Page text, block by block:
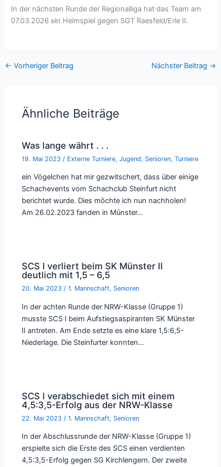
In der nächsten Runde der Regionalliga hat das Team am
07.03.2026 ein Heimspiel gegen SGT Raesfeld/Erle II.
← Vorheriger Beitrag Nächster Beitrag →
Ähnliche Beiträge
Was lange währt . . .
19. Mai 2023 / Externe Turniere,Jugend, Senioren,Turniere
ein Vögelchen hat mir gezwitschert, dass über einige
Schachevents vom Schachclub Steinfurt nicht
berichtet wurde. Dies möchte ich nun nachholen!
Am 26.02.2023 fanden in Münster…
SCS I verliert beim SK Münster II
deutlich mit 1,5 – 6,5
20. Mai 2023/1. Mannschaft, Senioren
In der achten Runde der NRW-Klasse (Gruppe 1)
musste SCS I beim Aufstiegsaspiranten SK Münster
II antreten. Am Ende setzte es eine klare 1,5:6,5-
Niederlage. Die Steinfurter konnten…
SCS I verabschiedet sich mit einem
4,5:3,5-Erfolg aus der NRW-Klasse
22. Mai 2023 /1. Mannschaft, Senioren
In der Abschlussrunde der NRW-Klasse (Gruppe 1)
erspielte sich die Erste des SCS einen verdienten
4,5:3,5-Erfolg gegen SG Kirchlengern. Der zweite